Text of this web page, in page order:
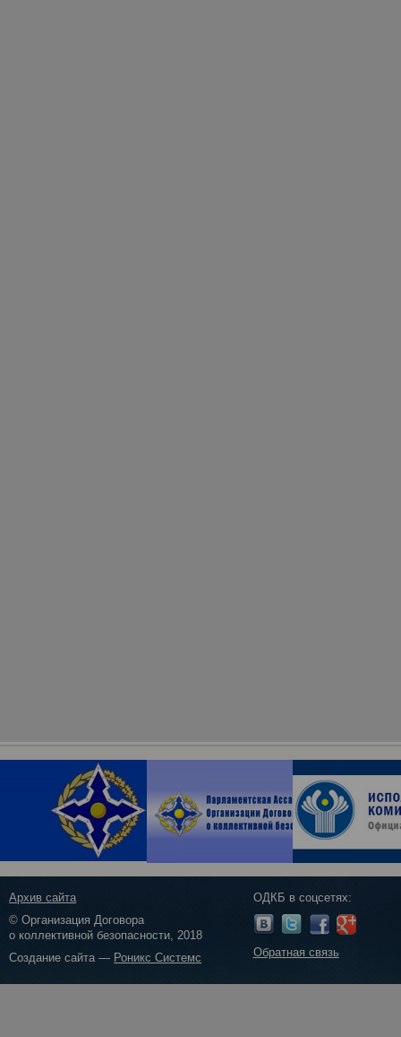
Архив сайта
© Организация Договора
о коллективной безопасности, 2018
Создание сайта — Роникс Системс
ОДКБ в соцсетях:
Обратная связь